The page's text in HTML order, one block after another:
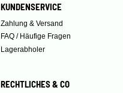
KUNDENSERVICE
Zahlung & Versand
FAQ / Häufige Fragen
Lagerabholer
RECHTLICHES & CO